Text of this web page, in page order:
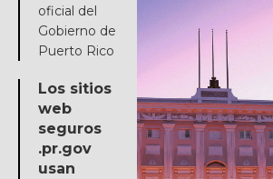
oficial del
Gobierno de
Puerto Rico
Los sitios
web
seguros
.pr.gov
usan